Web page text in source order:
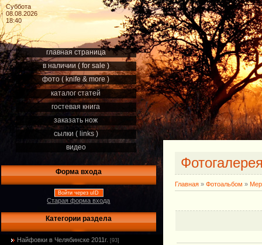
Суббота
08.08.2026
18:40
главная страница
в наличии ( for sale )
фото ( knife & more )
каталог статей
гостевая книга
заказать нож
сылки ( links )
видео
Форма входа
Войти через uID
Старая форма входа
Категории раздела
Найфовки в Челябинске 2011г. [93]
Главная » Фотоальбом »